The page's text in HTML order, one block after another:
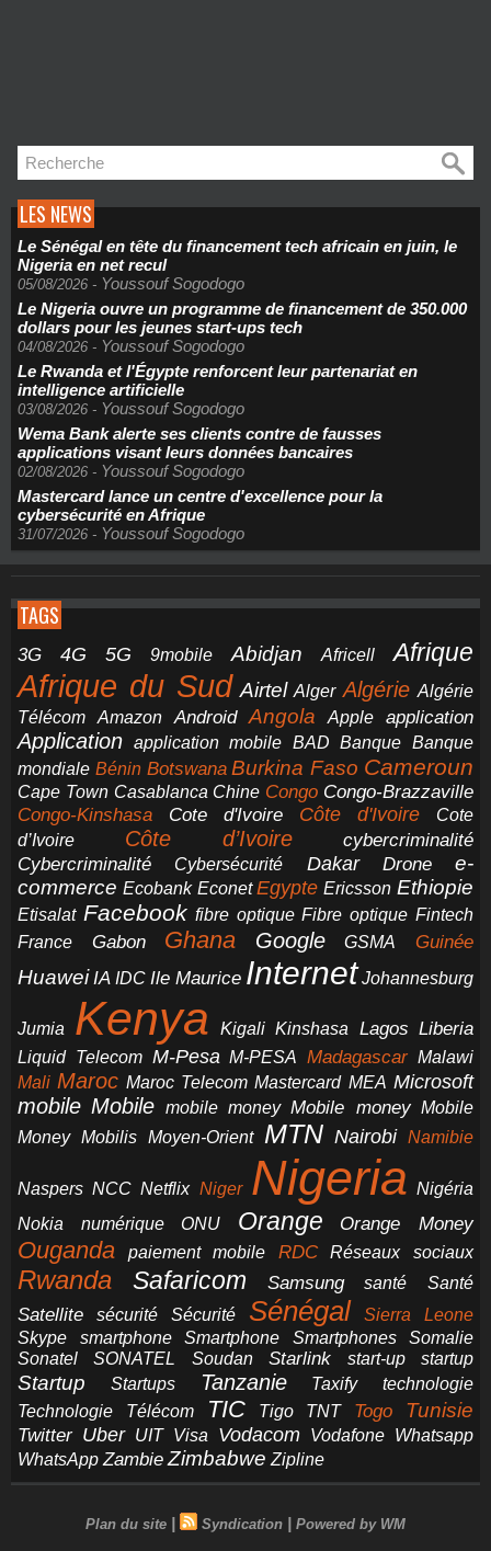
LES NEWS
Le Sénégal en tête du financement tech africain en juin, le
Nigeria en net recul
05/08/2026 - Youssouf Sogodogo
Le Nigeria ouvre un programme de financement de 350.000
dollars pour les jeunes start-ups tech
04/08/2026 - Youssouf Sogodogo
Le Rwanda et l'Égypte renforcent leur partenariat en
intelligence artificielle
03/08/2026 - Youssouf Sogodogo
Wema Bank alerte ses clients contre de fausses
applications visant leurs données bancaires
02/08/2026 - Youssouf Sogodogo
Mastercard lance un centre d'excellence pour la
cybersécurité en Afrique
31/07/2026 - Youssouf Sogodogo
TAGS
3G 4G 5G 9mobile Abidjan Africell Afrique
Afrique du Sud Airtel Alger Algérie Algérie
Télécom
Amazon Android Angola Apple application
Application application mobile BAD Banque Banque
mondiale Bénin Botswana Burkina Faso Cameroun
Cape Town Casablanca Chine Congo Congo-Brazzaville
Congo-Kinshasa Cote d'Ivoire Côte d'Ivoire
Cote
d’Ivoire
Côte d’Ivoire
cybercriminalité
Cybercriminalité
Cybersécurité Dakar Drone
e-
commerce Ecobank Econet Egypte Ericsson Ethiopie
Etisalat Facebook fibre optique Fibre optique Fintech
France
Gabon Ghana Google GSMA Guinée
Huawei IA IDC Ile Maurice Internet Johannesburg
Jumia Kenya Kigali Kinshasa Lagos Liberia
Liquid Telecom M-Pesa M-PESA Madagascar Malawi
Mali Maroc Maroc Telecom Mastercard MEA Microsoft
mobile Mobile mobile money Mobile money Mobile
Money Mobilis Moyen-Orient MTN Nairobi Namibie
Naspers NCC Netflix Niger Nigeria Nigéria
Nokia
numérique ONU Orange Orange Money
Ouganda paiement mobile RDC Réseaux sociaux
Rwanda Safaricom Samsung santé Santé
Satellite sécurité Sécurité Sénégal
Sierra Leone
Skype
smartphone Smartphone Smartphones
Somalie
Sonatel
SONATEL Soudan Starlink start-up startup
Startup Startups Tanzanie Taxify
technologie
Technologie
Télécom TIC Tigo TNT Togo Tunisie
Twitter Uber UIT Visa Vodacom Vodafone Whatsapp
WhatsApp Zambie Zimbabwe Zipline
Plan du site | Syndication | Powered by WM